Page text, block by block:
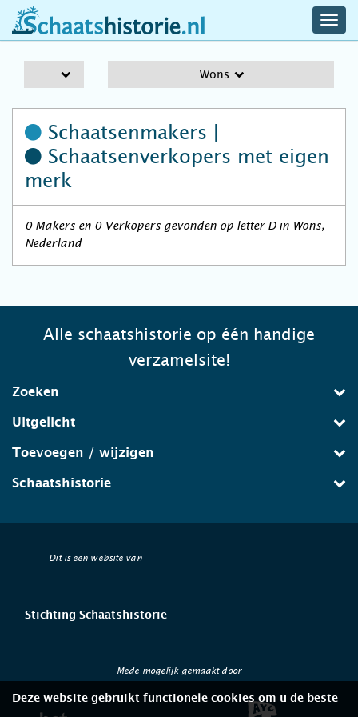
schaatshistorie.nl
Wons
Schaatsenmakers |
Schaatsenverkopers met eigen
merk
0 Makers en 0 Verkopers gevonden op letter D in Wons,
Nederland
Alle schaatshistorie op één handige
verzamelsite!
Zoeken
Uitgelicht
Toevoegen / wijzigen
Schaatshistorie
Dit is een website van
Stichting Schaatshistorie
Mede mogelijk gemaakt door
Deze website gebruikt functionele cookies om u de beste